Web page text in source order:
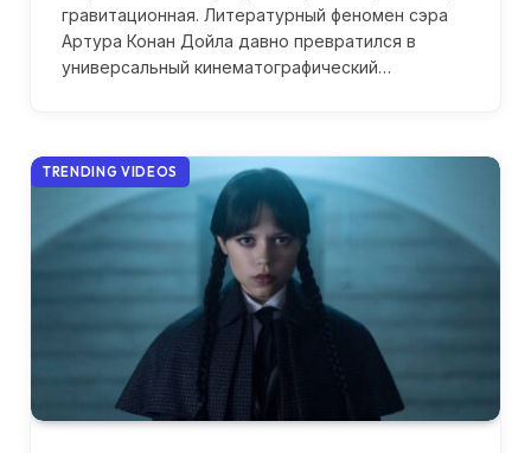
гравитационная. Литературный феномен сэра
Артура Конан Дойла давно превратился в
универсальный кинематографический…
TRENDING VIDEOS